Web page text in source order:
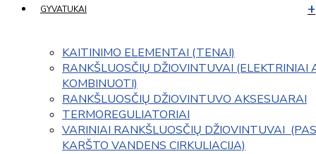
GYVATUKAI
KAITINIMO ELEMENTAI (TENAI)
RANKŠLUOSČIŲ DŽIOVINTUVAI (ELEKTRINIAI
KOMBINUOTI)
RANKŠLUOSČIŲ DŽIOVINTUVO AKSESUARAI
TERMOREGULIATORIAI
VARINIAI RANKŠLUOSČIŲ DŽIOVINTUVAI
KARŠTO VANDENS CIRKULIACIJA)